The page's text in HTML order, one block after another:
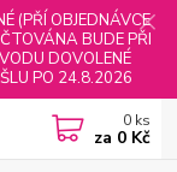
(PŘÍ OBJEDNÁVCE
BUDE PŘI
DOVOLENÉ
PO 24.8.2026
0 ks
za 0 Kč